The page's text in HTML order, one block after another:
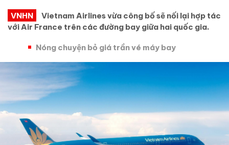
VNHN
Vietnam Airlines vừa công bố sẽ nối lại hợp tác
với Air France trên các đường bay giữa hai quốc gia.
Nóng chuyện bỏ giá trần vé máy bay